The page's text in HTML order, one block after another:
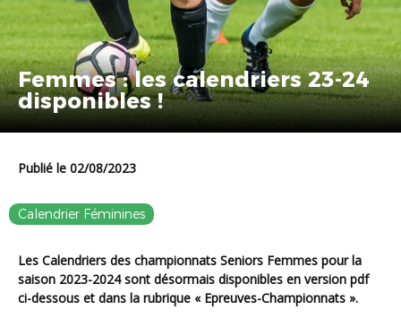
Femmes : les calendriers 23-24
disponibles !
Publié le 02/08/2023
Calendrier Féminines
Les Calendriers des championnats Seniors Femmes pour la
saison 2023-2024 sont désormais disponibles en version pdf
ci-dessous et dans la rubrique « Epreuves-Championnats ».